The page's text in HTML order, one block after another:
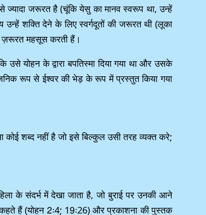
ज्यादा जरूरत है (चूंकि येसु का मानव स्वरूप था, उन्हें
उन्हें शक्ति देने के लिए स्वर्गदूतों की जरूरत थी (लूका
ज़रूरत महसूस करती हैं।
योहन के द्वारा बपतिस्मा दिया गया था और उसके
रूप से ईश्वर की भेड़ के रूप में प्रस्तुत किया गया
कोई शब्द नहीं है जो इसे बिल्कुल उसी तरह व्यक्त करे;
के संदर्भ में देखा जाता है, जो बुराई पर उनकी आने
कहते हैं (योहन 2ः4; 19ः26) और प्रकाशना की पुस्तक